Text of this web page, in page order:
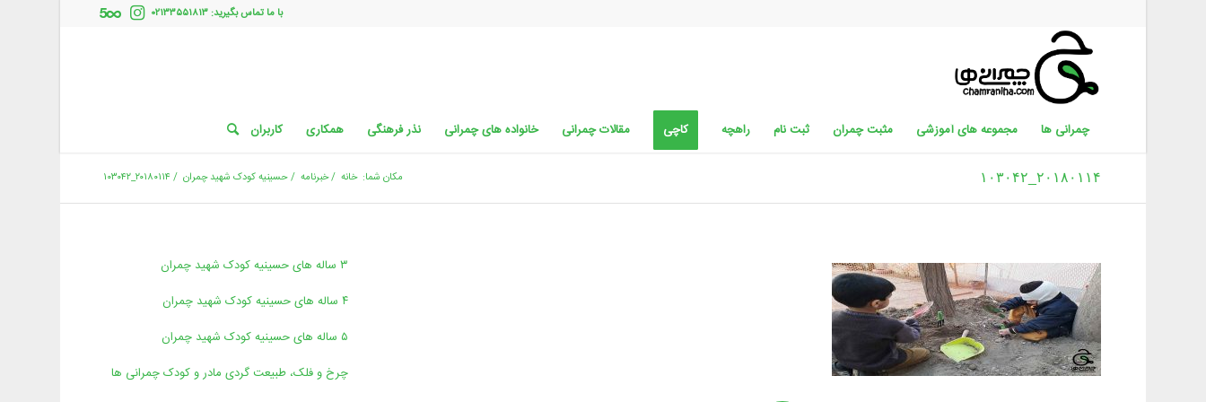
با ما تماس بگیرید: ۰۲۱۳۳۵۵۱۸۱۳
چمرانی ها مجموعه های آموزشی مثبت چمران ثبت نام راهچه کاچی مقالات چمرانی خانواده های چمرانی نذر فرهنگی همکاری کاربران
۲۰۱۸۰۱۱۴_۱۰۳۰۴۲ مکان شما: خانه /خبرنامه /حسینیه کودک شهید چمران / ۲۰۱۸۰۱۱۴_۱۰۳۰۴۲
۳ ساله های حسینیه کودک شهید چمران
۴ ساله های حسینیه کودک شهید چمران
۵ ساله های حسینیه کودک شهید چمران
چرخ و فلک، طبیعت گردی مادر و کودک چمرانی ها